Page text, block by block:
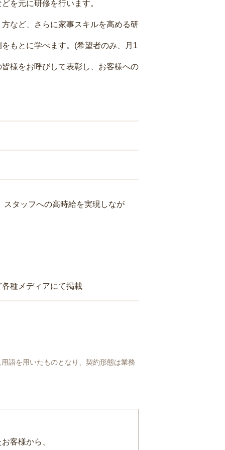
を元に研修を行います。
など、さらに家事スキルを高める研
もとに学べます。(希望者のみ、月1
様をお呼びして表彰し、お客様への
タッフへの高時給を実現しなが
種メディアにて掲載
語を用いたものとなり、契約形態は業務
客様から、